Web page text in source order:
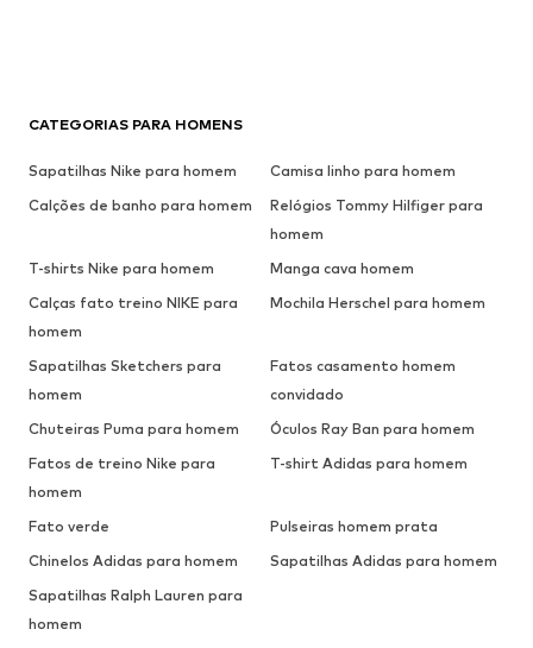
CATEGORIAS PARA HOMENS
Sapatilhas Nike para homem
Camisa linho para homem
Calções de banho para homem
Relógios Tommy Hilfiger para
homem
T-shirts Nike para homem
Manga cava homem
Calças fato treino NIKE para
homem
Mochila Herschel para homem
Sapatilhas Sketchers para
homem
Fatos casamento homem
convidado
Chuteiras Puma para homem
Óculos Ray Ban para homem
Fatos de treino Nike para
homem
T-shirt Adidas para homem
Fato verde
Pulseiras homem prata
Chinelos Adidas para homem
Sapatilhas Adidas para homem
Sapatilhas Ralph Lauren para
homem